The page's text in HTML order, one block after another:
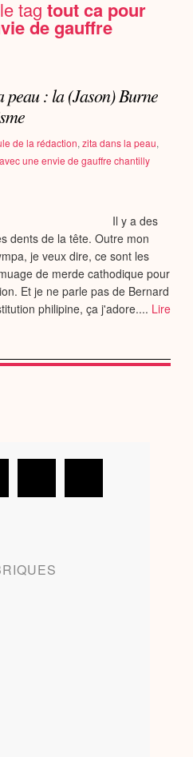
tagtout ca pour
de gauffre
de la rédaction,zita dans la peau,
une envie de gauffre chantilly
Il y a des
dents de la tête. Outre mon
je veux dire, ce sont les
de merde cathodique pour
Et je ne parle pas de Bernard
philipine, ça j'adore.... Lire